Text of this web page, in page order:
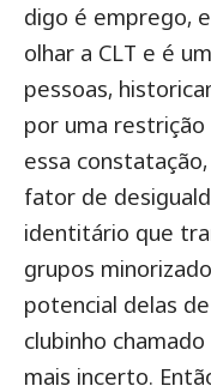
digo é emprego,
olhar a CLT e é
pessoas,
por uma restrição
essa
fator de
identitário que
grupos
potencial delas
clubinho
mais incerto.